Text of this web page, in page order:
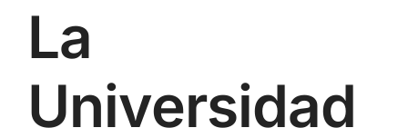
La
Universidad